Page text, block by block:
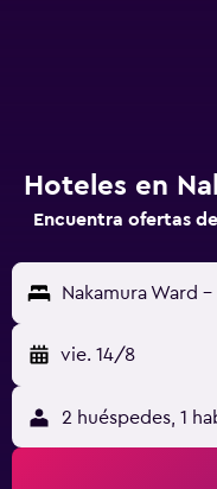
Hoteles en
Encuentra ofertas
Nakamura Ward
vie. 14/8
2 huéspedes, 1